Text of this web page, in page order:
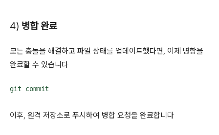
4) 병합 완료
모든 충돌을 해결하고 파일 상태를 업데이트했다면, 이제 병합을
완료할 수 있습니다
git commit
이후, 원격 저장소로 푸시하여 병합 요청을 완료합니다